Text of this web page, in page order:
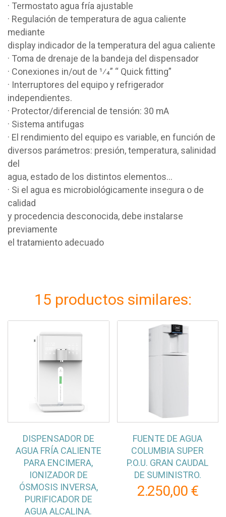
· Termostato agua fría ajustable
· Regulación de temperatura de agua caliente
mediante
display indicador de la temperatura del agua caliente
· Toma de drenaje de la bandeja del dispensador
· Conexiones in/out de 1⁄4” “ Quick fitting”
· Interruptores del equipo y refrigerador
independientes.
· Protector/diferencial de tensión: 30 mA
· Sistema antifugas
· El rendimiento del equipo es variable, en función de
diversos parámetros: presión, temperatura, salinidad
del
agua, estado de los distintos elementos...
· Si el agua es microbiológicamente insegura o de
calidad
y procedencia desconocida, debe instalarse
previamente
el tratamiento adecuado
15 productos similares:
DISPENSADOR DE
AGUA FRÍA CALIENTE
PARA ENCIMERA,
IONIZADOR DE
ÓSMOSIS INVERSA,
PURIFICADOR DE
AGUA ALCALINA.
FUENTE DE AGUA
COLUMBIA SUPER
P.O.U. GRAN CAUDAL
DE SUMINISTRO.
2.250,00 €